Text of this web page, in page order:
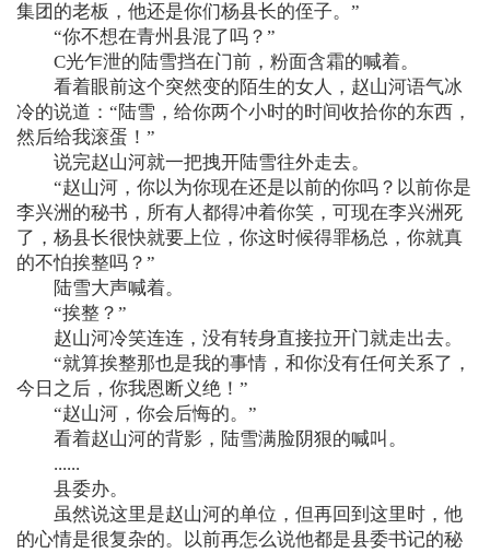
集团的老板，他还是你们杨县长的侄子。”
“你不想在青州县混了吗？”
C光乍泄的陆雪挡在门前，粉面含霜的喊着。
看着眼前这个突然变的陌生的女人，赵山河语气冰
冷的说道：“陆雪，给你两个小时的时间收拾你的东西，
然后给我滚蛋！”
说完赵山河就一把拽开陆雪往外走去。
“赵山河，你以为你现在还是以前的你吗？以前你是
李兴洲的秘书，所有人都得冲着你笑，可现在李兴洲死
了，杨县长很快就要上位，你这时候得罪杨总，你就真
的不怕挨整吗？”
陆雪大声喊着。
“挨整？”
赵山河冷笑连连，没有转身直接拉开门就走出去。
“就算挨整那也是我的事情，和你没有任何关系了，
今日之后，你我恩断义绝！”
“赵山河，你会后悔的。”
看着赵山河的背影，陆雪满脸阴狠的喊叫。
......
县委办。
虽然说这里是赵山河的单位，但再回到这里时，他
的心情是很复杂的。以前再怎么说他都是县委书记的秘